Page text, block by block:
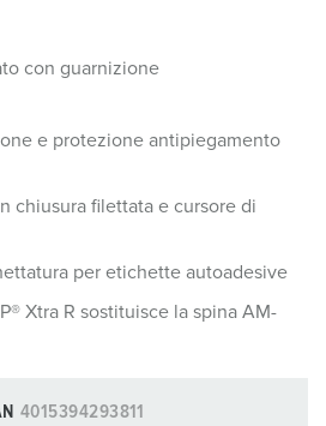
con guarnizione
e protezione antipiegamento
chiusura filettata e cursore di
per etichette autoadesive
Xtra R sostituisce la spina AM-
4015394293811